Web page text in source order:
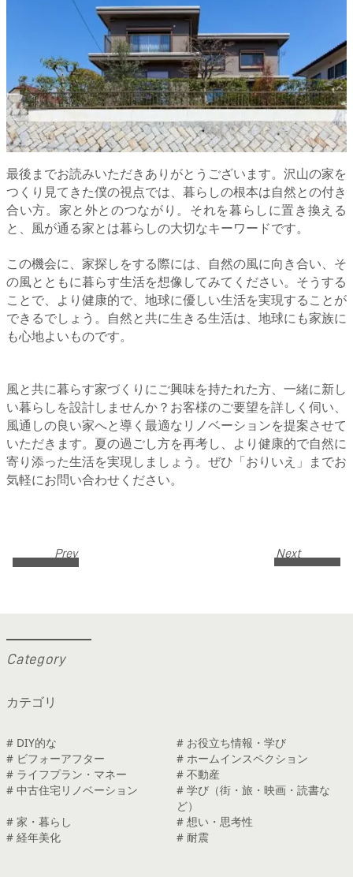
最後までお読みいただきありがとうございます。沢山の家を
つくり見てきた僕の視点では、暮らしの根本は自然との付き
合い方。家と外とのつながり。それを暮らしに置き換える
と、風が通る家とは暮らしの大切なキーワードです。
この機会に、家探しをする際には、自然の風に向き合い、そ
の風とともに暮らす生活を想像してみてください。そうする
ことで、より健康的で、地球に優しい生活を実現することが
できるでしょう。自然と共に生きる生活は、地球にも家族に
も心地よいものです。
風と共に暮らす家づくりにご興味を持たれた方、一緒に新し
い暮らしを設計しませんか？お客様のご要望を詳しく伺い、
風通しの良い家へと導く最適なリノベーションを提案させて
いただきます。夏の過ごし方を再考し、より健康的で自然に
寄り添った生活を実現しましょう。ぜひ「おりいえ」までお
気軽にお問い合わせください。
Prev Next
Category
カテゴリ
# DIY的な
# お役立ち情報・学び
# ビフォーアフター
# ホームインスペクション
# ライフプラン・マネー
# 不動産
# 中古住宅リノベーション
# 学び（街・旅・映画・読書な
ど）
# 家・暮らし
# 想い・思考性
# 経年美化
# 耐震